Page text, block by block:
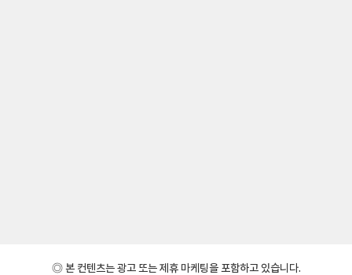
◎ 본 컨텐츠는 광고 또는 제휴 마케팅을 포함하고 있습니다.